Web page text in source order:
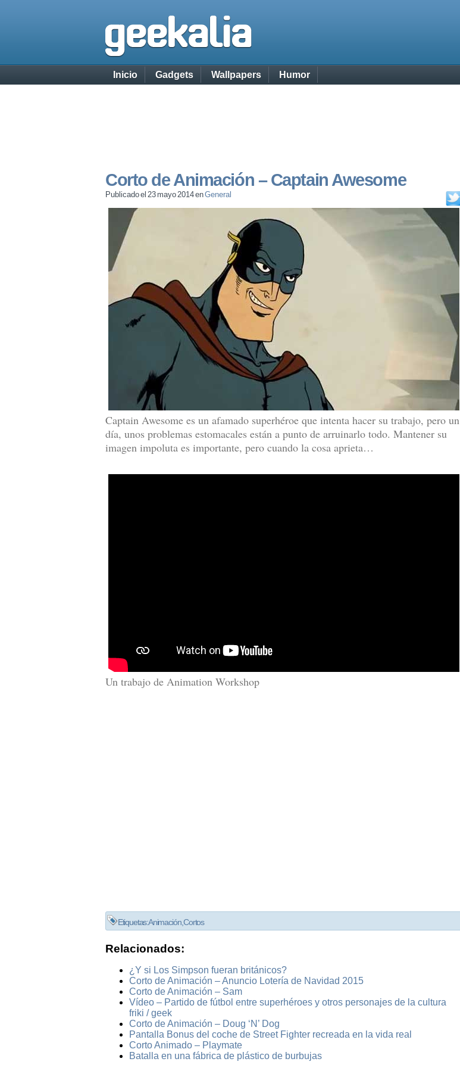
Inicio Gadgets Wallpapers Humor
Corto de Animación – Captain Awesome
Publicado el 23 mayo 2014 enGeneral
Captain Awesome es un afamado superhéroe que intenta hacer su trabajo, pero un
día, unos problemas estomacales están a punto de arruinarlo todo. Mantener su
imagen impoluta es importante, pero cuando la cosa aprieta…
Un trabajo de Animation Workshop
Etiquetas:Animación,Cortos
Relacionados:
¿Y si Los Simpson fueran británicos?
Corto de Animación – Anuncio Lotería de Navidad 2015
Corto de Animación – Sam
Vídeo – Partido de fútbol entre superhéroes y otros personajes de la cultura
friki / geek
Corto de Animación – Doug ‘N’ Dog
Pantalla Bonus del coche de Street Fighter recreada en la vida real
Corto Animado – Playmate
Batalla en una fábrica de plástico de burbujas